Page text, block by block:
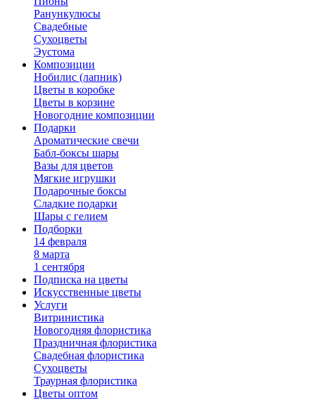
Ранункулюсы
Свадебные
Сухоцветы
Эустома
Композиции
Нобилис (лапник)
Цветы в коробке
Цветы в корзине
Новогодние композиции
Подарки
Ароматические свечи
Бабл-боксы шары
Вазы для цветов
Мягкие игрушки
Подарочные боксы
Сладкие подарки
Шары с гелием
Подборки
14 февраля
8 марта
1 сентября
Подписка на цветы
Искусственные цветы
Услуги
Витринистика
Новогодняя флористика
Праздничная флористика
Свадебная флористика
Сухоцветы
Траурная флористика
Цветы оптом